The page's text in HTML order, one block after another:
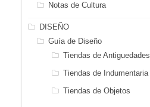
Notas de Cultura
DISEÑO
Guía de Diseño
Tiendas de Antiguedades
Tiendas de Indumentaria
Tiendas de Objetos